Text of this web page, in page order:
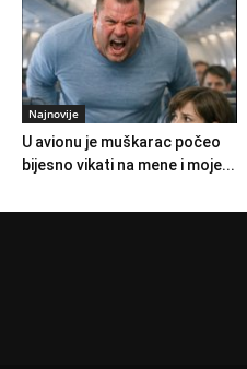
Najnovije
U avionu je muškarac počeo
bijesno vikati na mene i moje...